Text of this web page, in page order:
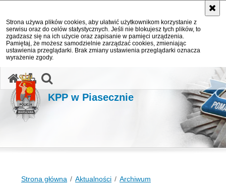
Strona używa plików cookies, aby ułatwić użytkownikom korzystanie z
serwisu oraz do celów statystycznych. Jeśli nie blokujesz tych plików, to
zgadzasz się na ich użycie oraz zapisanie w pamięci urządzenia.
Pamiętaj, że możesz samodzielnie zarządzać cookies, zmieniając
ustawienia przeglądarki. Brak zmiany ustawienia przeglądarki oznacza
wyrażenie zgody.
KPP w Piasecznie
Strona główna Aktualności Archiwum